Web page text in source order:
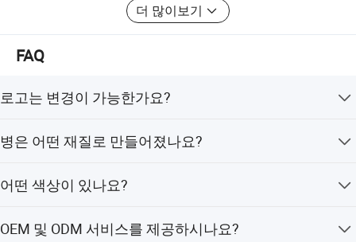
더 많이보기
FAQ
로고는 변경이 가능한가요?
이 가능합니다.
병은 어떤 재질로 만들어졌나요?
단열 처리가 되어 있습니다.
어떤 색상이 있나요?
션도 제공됩니다.
OEM 및 ODM 서비스를 제공하시나요?